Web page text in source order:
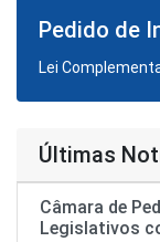
Pedido de
Lei
Últimas
Câmara de
Legislativos